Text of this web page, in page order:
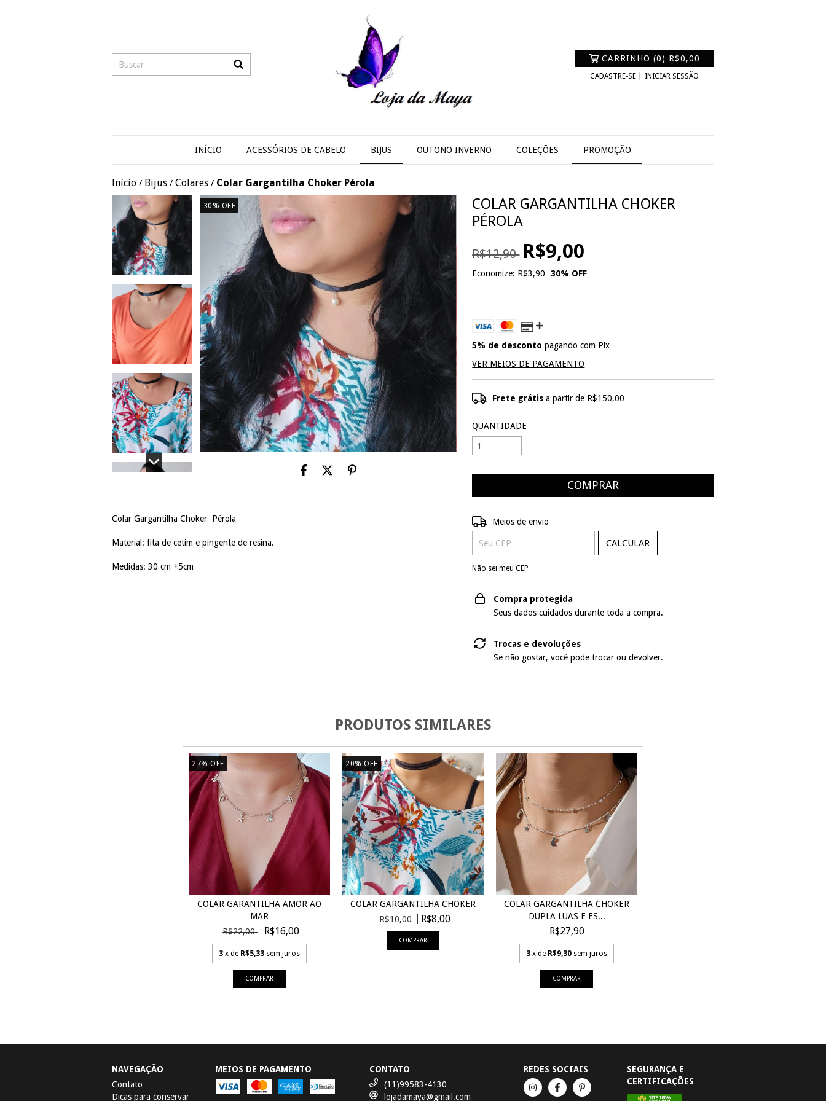
CARRINHO (0) R$0,00
CADASTRE-SE INICIAR SESSÃO
INÍCIO ACESSÓRIOS DE CABELO BIJUS OUTONO INVERNO COLEÇÕES PROMOÇÃO
Início / Bijus / Colares / Colar Gargantilha Choker Pérola
30% OFF
Colar Gargantilha Choker Pérola
Material: fita de cetim e pingente de resina.
Medidas: 30 cm +5cm
COLAR GARGANTILHA CHOKER
PÉROLA
R$12,90 R$9,00
Economize: R$3,90 30% OFF
5% de desconto pagando com Pix
VER MEIOS DE PAGAMENTO
Frete grátis a partir de R$150,00
QUANTIDADE
Entregas para o CEP:
Meios de envio
CALCULAR
Não sei meu CEP
Compra protegida
Seus dados cuidados durante toda a compra.
Trocas e devoluções
Se não gostar, você pode trocar ou devolver.
PRODUTOS SIMILARES
27% OFF
COLAR GARANTILHA AMOR AO
MAR
R$22,00
R$16,00
3 x de R$5,33 sem juros
20% OFF
COLAR GARGANTILHA CHOKER
R$10,00
R$8,00
COLAR GARGANTILHA CHOKER
DUPLA LUAS E ES...
R$27,90
3 x de R$9,30 sem juros
NAVEGAÇÃO
Contato
Dicas para conservar
MEIOS DE PAGAMENTO
CONTATO
(11)99583-4130
lojadamaya@gmail.com
REDES SOCIAIS
SEGURANÇA E
CERTIFICAÇÕES